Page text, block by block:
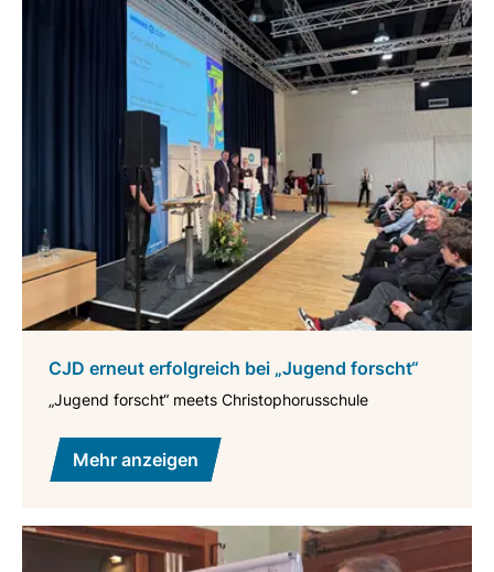
CJD erneut erfolgreich bei „Jugend forscht“
„Jugend forscht“ meets Christophorusschule
Mehr anzeigen